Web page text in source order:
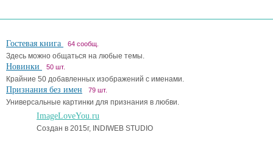
Гостевая книга 64 сообщ.
Здесь можно общаться на любые темы.
Новинки 50 шт.
Крайние 50 добавленных изображений с именами.
Признания без имен 79 шт.
Универсальные картинки для признания в любви.
ImageLoveYou.ru
Создан в 2015г, INDIWEB STUDIO